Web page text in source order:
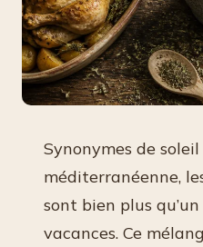
Synonymes de
méditerranéenne,
sont bien plus
vacances. Ce